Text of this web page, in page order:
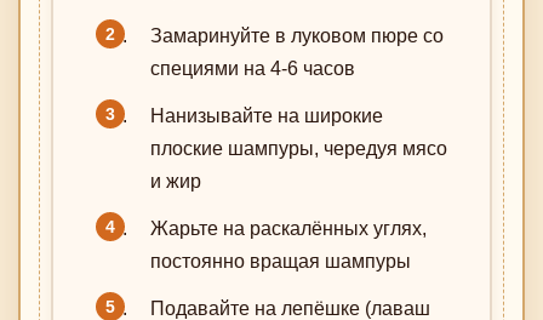
Замаринуйте в луковом пюре со
специями на 4-6 часов
Нанизывайте на широкие
плоские шампуры, чередуя мясо
и жир
Жарьте на раскалённых углях,
постоянно вращая шампуры
Подавайте на лепёшке (лаваш